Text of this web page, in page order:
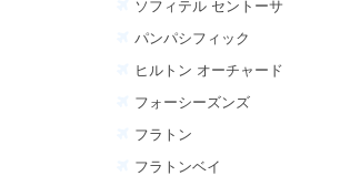
ソフィテル セントーサ
パンパシフィック
ヒルトン オーチャード
フォーシーズンズ
フラトン
フラトンベイ